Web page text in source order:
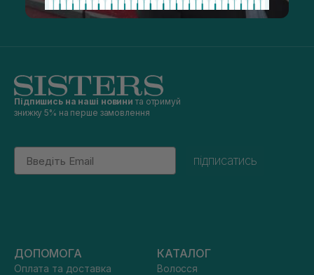
Підпишись на наші новини та отримуй
знижку 5% на перше замовлення
Email
підписатись
ДОПОМОГА
Оплата та доставка
КАТАЛОГ
Волосся